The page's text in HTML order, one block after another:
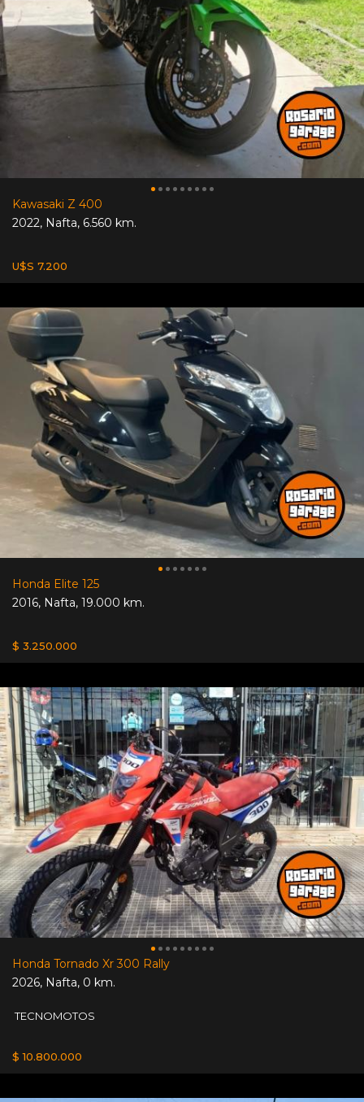
Kawasaki Z 400
2022, Nafta, 6.560 km.
U$S 7.200
Honda Elite 125
2016, Nafta, 19.000 km.
$ 3.250.000
Honda Tornado Xr 300 Rally
2026, Nafta, 0 km.
TECNOMOTOS
$ 10.800.000